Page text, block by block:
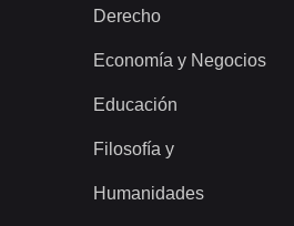
Derecho
Economía y Negocios
Educación
Filosofía y
Humanidades